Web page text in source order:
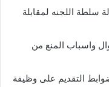
سلطة اللجنه لمقابلة
واسباب المنع من
التقديم على وظيفة